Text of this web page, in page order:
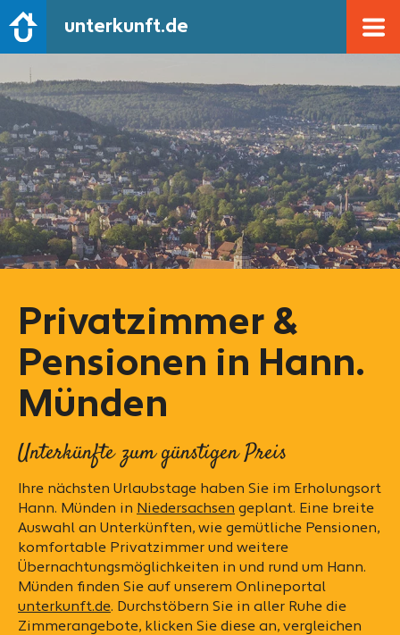
unterkunft.de
Privatzimmer &
Pensionen in Hann.
Münden
Unterkünfte zum günstigen Preis
Ihre nächsten Urlaubstage haben Sie im Erholungsort
Hann. Münden in Niedersachsen geplant. Eine breite
Auswahl an Unterkünften, wie gemütliche Pensionen,
komfortable Privatzimmer und weitere
Übernachtungsmöglichkeiten in und rund um Hann.
Münden finden Sie auf unserem Onlineportal
unterkunft.de. Durchstöbern Sie in aller Ruhe die
Zimmerangebote, klicken Sie diese an, vergleichen